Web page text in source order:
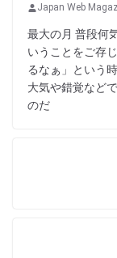
Japan Web
最大の月 普段何
いうことをご存
るなぁ」という
大気や錯覚など
のだ